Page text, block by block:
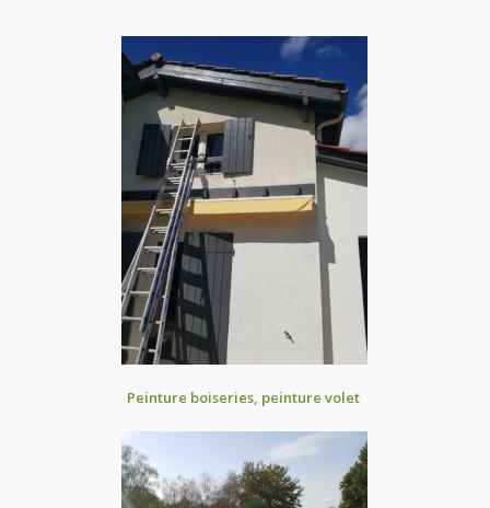
Peinture boiseries, peinture volet